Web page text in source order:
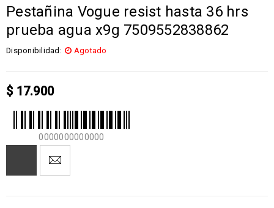
Pestañina Vogue resist hasta 36 hrs
prueba agua x9g 7509552838862
Disponibilidad: Agotado
$17.900
0000000000000